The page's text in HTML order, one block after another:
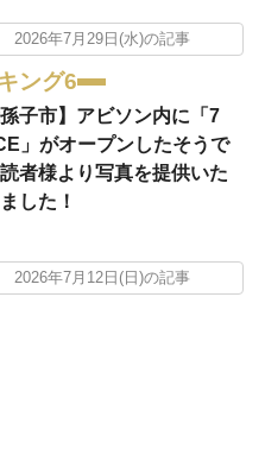
2026年7月29日(水)の記事
ング6
孫子市】アビソン内に「7
」がオープンしたそうで
者様より写真を提供いた
した！
2026年7月12日(日)の記事